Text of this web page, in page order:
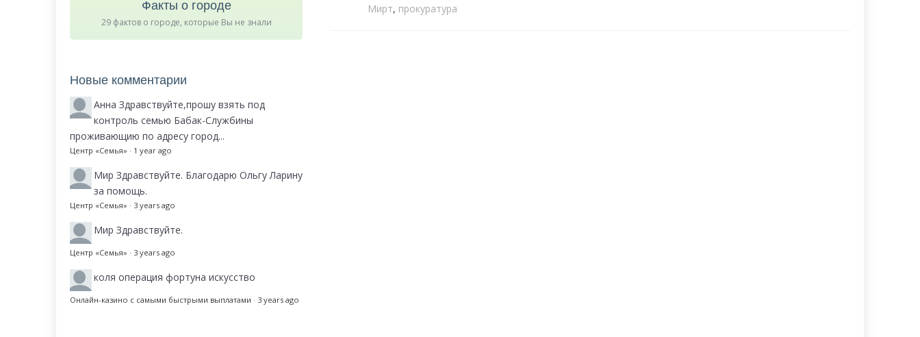
Мирт, прокуратура
Факты о городе
29 фактов о городе, которые Вы не знали
Новые комментарии
Анна Здравствуйте,прошу взять под
контроль семью Бабак-Службины
проживающию по адресу город...
Центр «Семья» · 1 year ago
Мир Здравствуйте. Благодарю Ольгу Ларину
за помощь.
Центр «Семья» · 3 years ago
Мир Здравствуйте.
Центр «Семья» · 3 years ago
коля операция фортуна искусство
Онлайн-казино с самыми быстрыми выплатами · 3 years ago